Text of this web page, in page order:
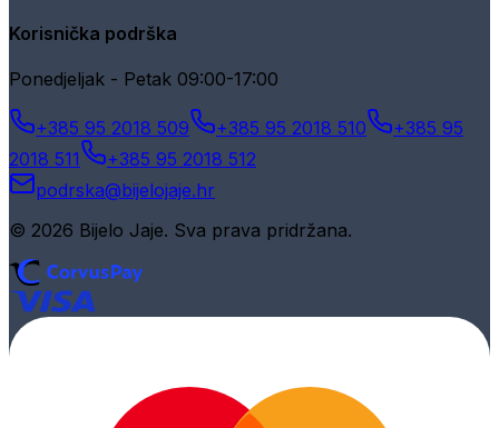
Korisnička podrška
Ponedjeljak - Petak 09:00-17:00
+385 95 2018 509 +385 95 2018 510
+385 95
2018 511
+385 95 2018 512
podrska@bijelojaje.hr
© 2026 Bijelo Jaje. Sva prava pridržana.